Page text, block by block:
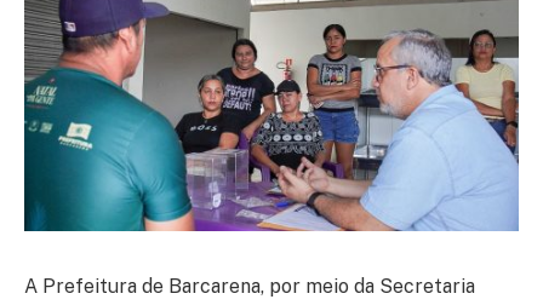
A Prefeitura de Barcarena, por meio da Secretaria